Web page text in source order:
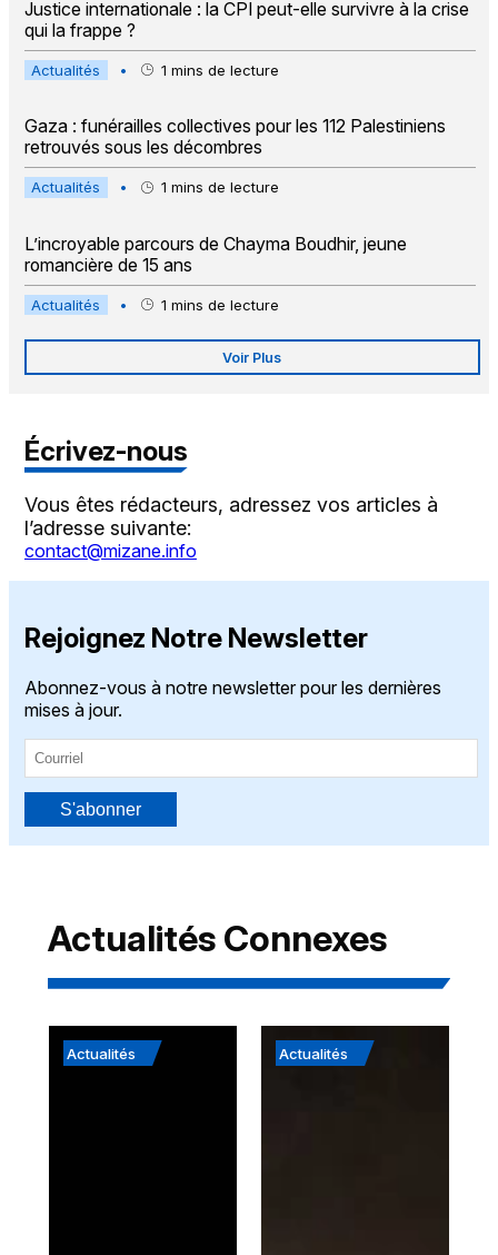
Justice internationale : la CPI peut-elle survivre à la crise
qui la frappe ?
Actualités • 1 mins de lecture
Gaza : funérailles collectives pour les 112 Palestiniens
retrouvés sous les décombres
Actualités • 1 mins de lecture
L’incroyable parcours de Chayma Boudhir, jeune
romancière de 15 ans
Actualités • 1 mins de lecture
Voir Plus
Écrivez-nous
Vous êtes rédacteurs, adressez vos articles à
l’adresse suivante:
contact@mizane.info
Rejoignez Notre Newsletter
Abonnez-vous à notre newsletter pour les dernières
mises à jour.
S'abonner
Actualités Connexes
Actualités Actualités